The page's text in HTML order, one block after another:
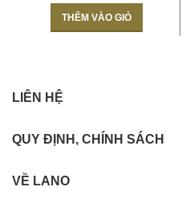
THÊM VÀO GIỎ
LIÊN HỆ
QUY ĐỊNH, CHÍNH SÁCH
VỀ LANO